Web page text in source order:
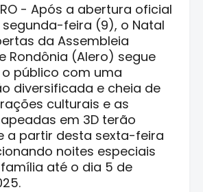
- Após a abertura oficial
feira (9), o Natal
da Assembleia
Rondônia (Alero) segue
público com uma
diversificada e cheia de
culturais e as
em 3D terão
a partir desta sexta-feira
noites especiais
até o dia 5 de